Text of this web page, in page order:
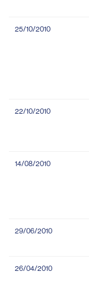
25/10/2010
22/10/2010
14/08/2010
29/06/2010
26/04/2010